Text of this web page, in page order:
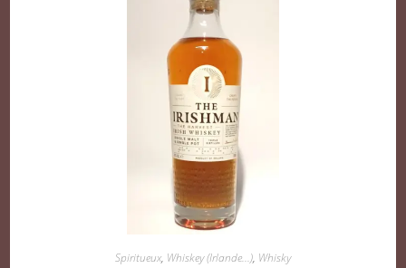
Spiritueux, Whiskey (Irlande...), Whisky